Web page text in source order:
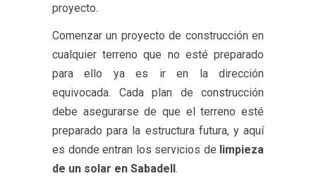
proyecto.
Comenzar un proyecto de construcción en
cualquier terreno que no esté preparado
para ello ya es ir en la dirección
equivocada. Cada plan de construcción
debe asegurarse de que el terreno esté
preparado para la estructura futura, y aquí
es donde entran los servicios de limpieza
de un solar en Sabadell.